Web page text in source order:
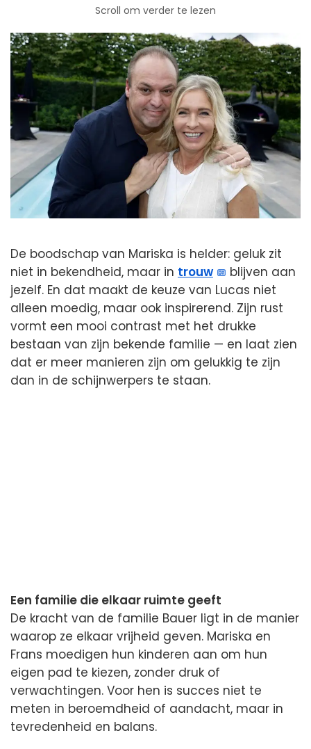
Scroll om verder te lezen
De boodschap van Mariska is helder: geluk zit
niet in bekendheid, maar in trouw
blijven aan
jezelf. En dat maakt de keuze van Lucas niet
alleen moedig, maar ook inspirerend. Zijn rust
vormt een mooi contrast met het drukke
bestaan van zijn bekende familie — en laat zien
dat er meer manieren zijn om gelukkig te zijn
dan in de schijnwerpers te staan.
Een familie die elkaar ruimte geeft
De kracht van de familie Bauer ligt in de manier
waarop ze elkaar vrijheid geven. Mariska en
Frans moedigen hun kinderen aan om hun
eigen pad te kiezen, zonder druk of
verwachtingen. Voor hen is succes niet te
meten in beroemdheid of aandacht, maar in
tevredenheid en balans.